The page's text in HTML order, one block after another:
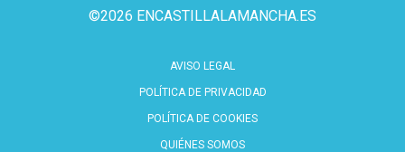
©2026 ENCASTILLALAMANCHA.ES
AVISO LEGAL
POLÍTICA DE PRIVACIDAD
POLÍTICA DE COOKIES
QUIÉNES SOMOS